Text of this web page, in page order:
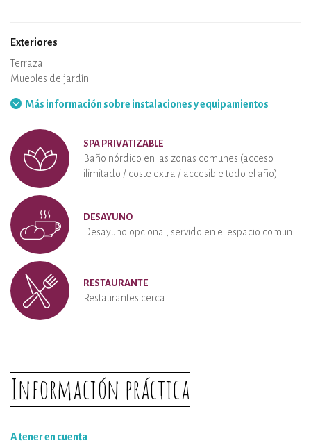
Exteriores
Terraza
Muebles de jardín
Más información sobre instalaciones y equipamientos
SPA PRIVATIZABLE
Baño nórdico en las zonas comunes (acceso
ilimitado / coste extra / accesible todo el año)
DESAYUNO
Desayuno opcional, servido en el espacio comun
RESTAURANTE
Restaurantes cerca
Información práctica
A tener en cuenta